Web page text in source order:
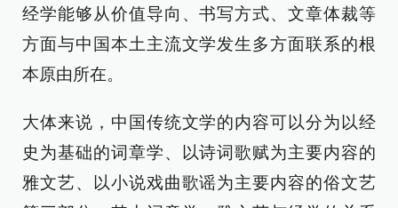
经学能够从价值导向、书写方式、文章体裁等
方面与中国本土主流文学发生多方面联系的根
本原由所在。
大体来说，中国传统文学的内容可以分为以经
史为基础的词章学、以诗词歌赋为主要内容的
雅文艺、以小说戏曲歌谣为主要内容的俗文艺